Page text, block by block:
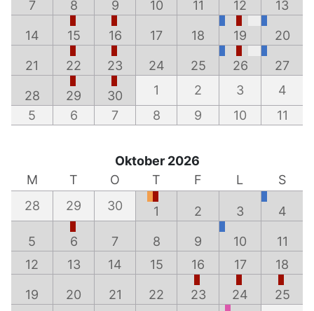
7 8 9 10 11 12 13
14 15 16 17 18 19 20
21 22 23 24 25 26 27
28 29 30 1 2 3
4
5
6 7 8 9 10 11
Oktober 2026
M
T O T F L
S
28
29 30 1 2 3 4
5 6 7 8 9 10
11
12
13 14 15 16 17 18
19 20 21 22 23 24 25